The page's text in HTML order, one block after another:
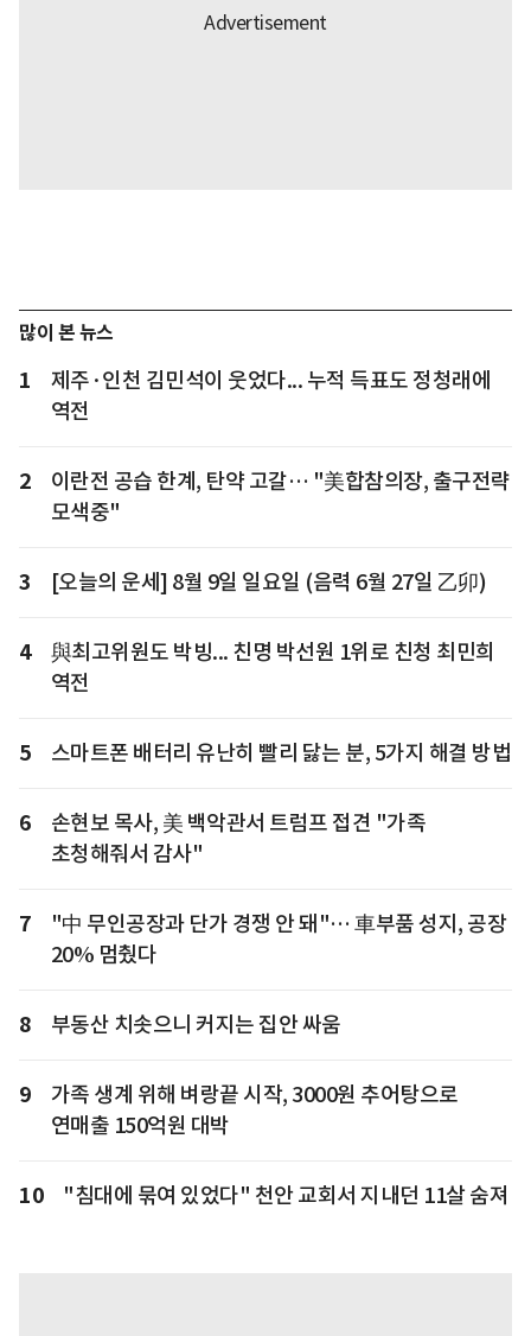
많이 본 뉴스
1
제주·인천 김민석이 웃었다... 누적 득표도 정청래에
역전
2
이란전 공습 한계, 탄약 고갈… "美합참의장, 출구전략
모색중"
3 [오늘의 운세] 8월 9일 일요일 (음력 6월 27일 乙卯)
4
與최고위원도 박빙... 친명 박선원 1위로 친청 최민희
역전
5 스마트폰 배터리 유난히 빨리 닳는 분, 5가지 해결 방법
6
손현보 목사, 美 백악관서 트럼프 접견 "가족
초청해줘서 감사"
7
"中 무인공장과 단가 경쟁 안 돼"… 車부품 성지, 공장
20% 멈췄다
8 부동산 치솟으니 커지는 집안 싸움
9
가족 생계 위해 벼랑끝 시작, 3000원 추어탕으로
연매출 150억원 대박
10 "침대에 묶여 있었다" 천안 교회서 지내던 11살 숨져